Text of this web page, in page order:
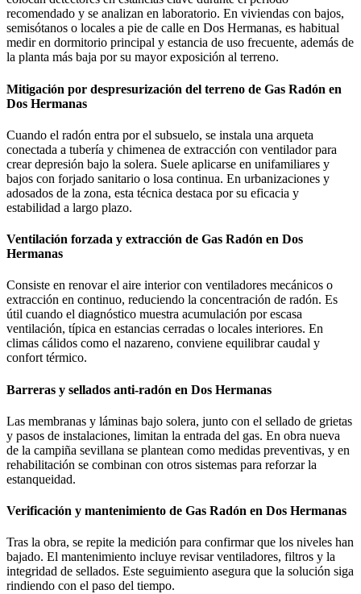
recomendado y se analizan en laboratorio. En viviendas con bajos,
semisótanos o locales a pie de calle en Dos Hermanas, es habitual
medir en dormitorio principal y estancia de uso frecuente, además de
la planta más baja por su mayor exposición al terreno.
Mitigación por despresurización del terreno de Gas Radón en
Dos Hermanas
Cuando el radón entra por el subsuelo, se instala una arqueta
conectada a tubería y chimenea de extracción con ventilador para
crear depresión bajo la solera. Suele aplicarse en unifamiliares y
bajos con forjado sanitario o losa continua. En urbanizaciones y
adosados de la zona, esta técnica destaca por su eficacia y
estabilidad a largo plazo.
Ventilación forzada y extracción de Gas Radón en Dos
Hermanas
Consiste en renovar el aire interior con ventiladores mecánicos o
extracción en continuo, reduciendo la concentración de radón. Es
útil cuando el diagnóstico muestra acumulación por escasa
ventilación, típica en estancias cerradas o locales interiores. En
climas cálidos como el nazareno, conviene equilibrar caudal y
confort térmico.
Barreras y sellados anti-radón en Dos Hermanas
Las membranas y láminas bajo solera, junto con el sellado de grietas
y pasos de instalaciones, limitan la entrada del gas. En obra nueva
de la campiña sevillana se plantean como medidas preventivas, y en
rehabilitación se combinan con otros sistemas para reforzar la
estanqueidad.
Verificación y mantenimiento de Gas Radón en Dos Hermanas
Tras la obra, se repite la medición para confirmar que los niveles han
bajado. El mantenimiento incluye revisar ventiladores, filtros y la
integridad de sellados. Este seguimiento asegura que la solución siga
rindiendo con el paso del tiempo.